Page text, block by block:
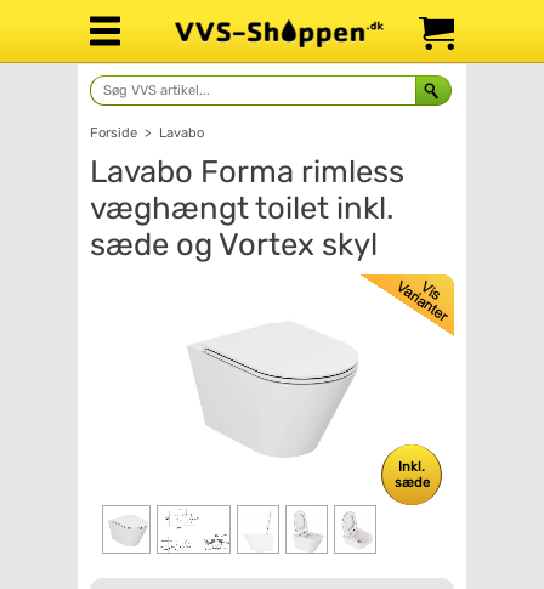
Forside > Lavabo
Lavabo Forma rimless
væghængt toilet inkl.
sæde og Vortex skyl
Inkl.
sæde